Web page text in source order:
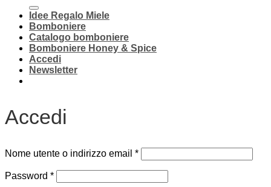
Idee Regalo Miele
Bomboniere
Catalogo bomboniere
Bomboniere Honey & Spice
Accedi
Newsletter
Accedi
Nome utente o indirizzo email *Richiesto
Password *Richiesto